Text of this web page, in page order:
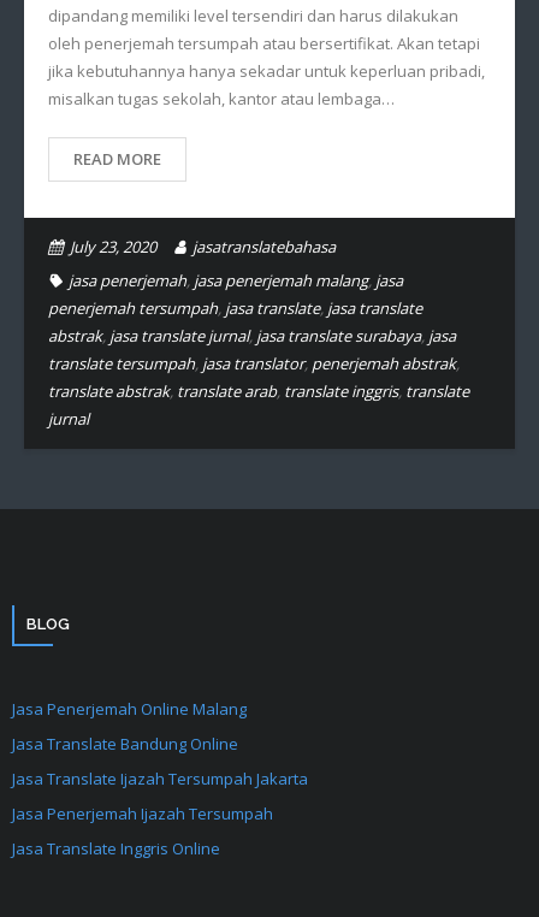
dipandang memiliki level tersendiri dan harus dilakukan
oleh penerjemah tersumpah atau bersertifikat. Akan tetapi
jika kebutuhannya hanya sekadar untuk keperluan pribadi,
misalkan tugas sekolah, kantor atau lembaga…
READ MORE
July 23, 2020
jasatranslatebahasa
jasa penerjemah, jasa penerjemah malang, jasa
penerjemah tersumpah, jasa translate, jasa translate
abstrak, jasa translate jurnal, jasa translate surabaya, jasa
translate tersumpah, jasa translator, penerjemah abstrak,
translate abstrak, translate arab, translate inggris, translate
jurnal
BLOG
Jasa Penerjemah Online Malang
Jasa Translate Bandung Online
Jasa Translate Ijazah Tersumpah Jakarta
Jasa Penerjemah Ijazah Tersumpah
Jasa Translate Inggris Online